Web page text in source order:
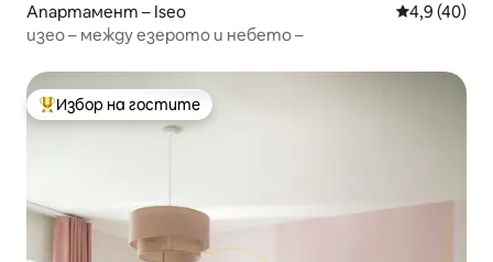
Апартамент – Iseo Средна
4,9 (40)
изео – между езерото и небето –
Най-популярен избор на гостите
Избор на гостите